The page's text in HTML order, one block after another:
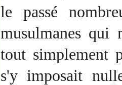
le passé
musulmanes qui
tout simplement
s'y imposait